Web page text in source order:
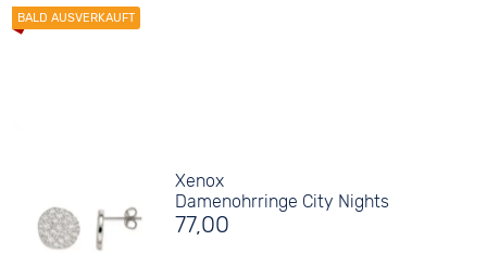
Xenox
Damenohrringe City Nights
77,00